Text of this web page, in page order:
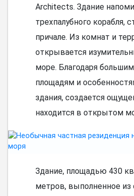
Architects. Здание
трехпалубного корабля,
причале. Из комнат и
открывается
море. Благодаря
площадям и
здания, создается
находится в открытом
Здание, площадью 430
метров, выполненное из